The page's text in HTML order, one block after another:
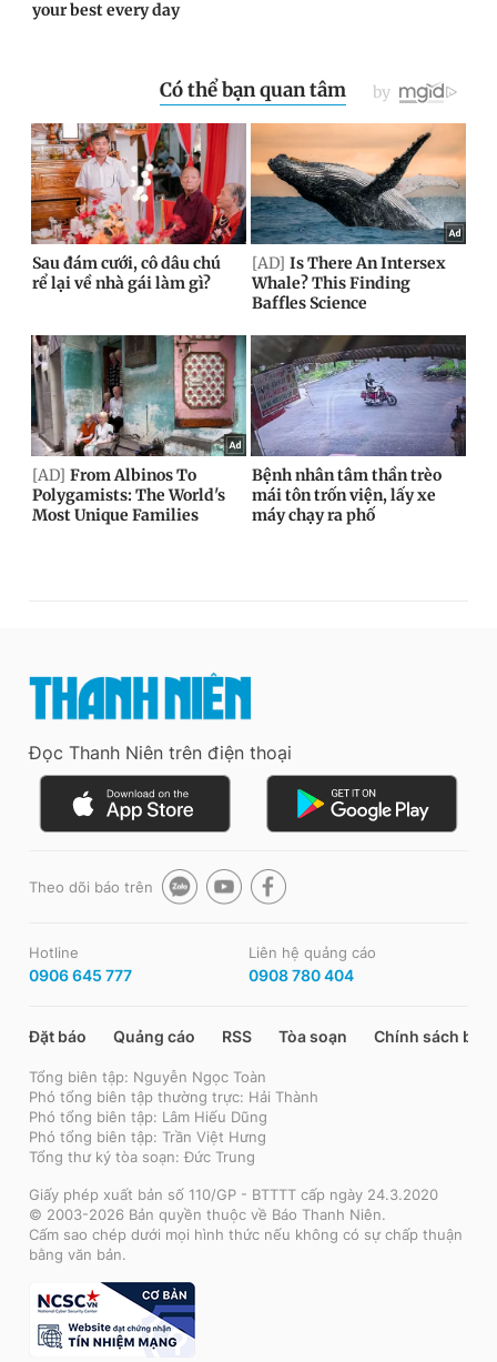
Đọc Thanh Niên trên điện thoại
Theo dõi báo trên
Hotline
0906 645 777
Liên hệ quảng cáo
0908 780 404
Đặt báo Quảng cáo RSS Tòa soạn Chính sách bảo
Tổng biên tập: Nguyễn Ngọc Toàn
Phó tổng biên tập thường trực: Hải Thành
Phó tổng biên tập: Lâm Hiếu Dũng
Phó tổng biên tập: Trần Việt Hưng
Tổng thư ký tòa soạn: Đức Trung
Giấy phép xuất bản số 110/GP - BTTTT cấp ngày 24.3.2020
© 2003-2026 Bản quyền thuộc về Báo Thanh Niên.
Cấm sao chép dưới mọi hình thức nếu không có sự chấp thuận
bằng văn bản.